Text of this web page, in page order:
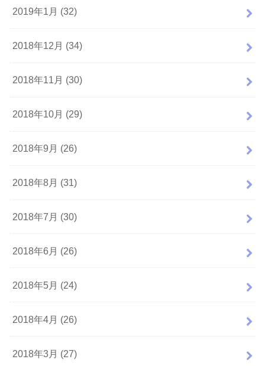
2019年1月 (32)
2018年12月 (34)
2018年11月 (30)
2018年10月 (29)
2018年9月 (26)
2018年8月 (31)
2018年7月 (30)
2018年6月 (26)
2018年5月 (24)
2018年4月 (26)
2018年3月 (27)